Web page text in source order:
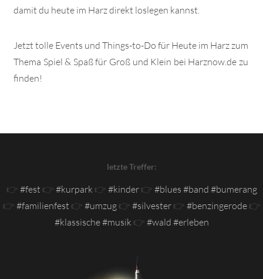
damit du heute im Harz direkt loslegen kannst.
Jetzt tolle Events und Things-to-Do für Heute im Harz zum
Thema Spiel & Spaß für Groß und Klein bei Harznow.de zu
finden!
letzte Treffer:
👉 #fest 👉 #kurpark 👉 #kinder👉 #blues #band #bumerang
👉 #familienfest 👉 #umzug👉 #silvester👉 #benzingerode👉
#klassische #musik 👉 #wald #erleben